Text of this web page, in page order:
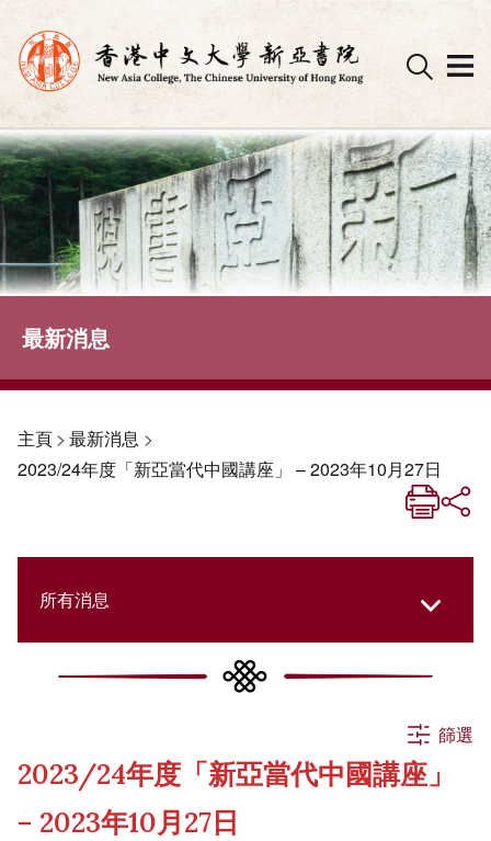
Skip
to
content
最新消息
主頁> 最新消息 >
2023/24年度「新亞當代中國講座」 – 2023年10月27日
所有消息
所有消息
活動
篩選
2023/24年度「新亞當代中國講座」
– 2023年10月27日